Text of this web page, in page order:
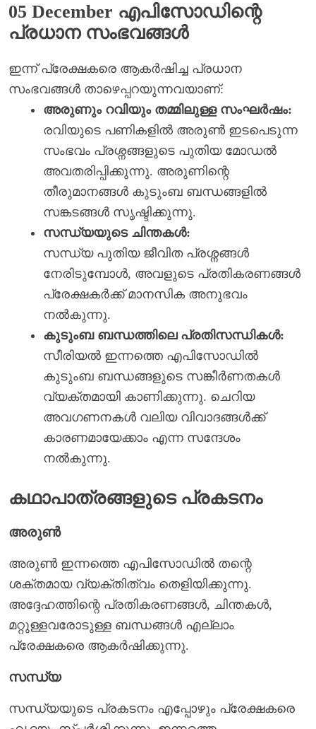
05 December എപിസോഡിന്റെ
പ്രധാന സംഭവങ്ങൾ
ഇന്ന് പ്രേക്ഷകരെ ആകർഷിച്ച പ്രധാന
സംഭവങ്ങൾ താഴെപ്പറയുന്നവയാണ്:
അരുണും റവിയും തമ്മിലുള്ള സംഘർഷം:
രവിയുടെ പണികളിൽ അരുണ്‍ ഇടപെടുന്ന
സംഭവം പ്രശ്നങ്ങളുടെ പുതിയ മോഡൽ
അവതരിപ്പിക്കുന്നു. അരുണിന്റെ
തീരുമാനങ്ങൾ കുടുംബ ബന്ധങ്ങളിൽ
സങ്കടങ്ങൾ സൃഷ്ടിക്കുന്നു.
സന്ധ്യയുടെ ചിന്തകൾ:
സന്ധ്യ പുതിയ ജീവിത പ്രശ്നങ്ങൾ
നേരിടുമ്പോൾ, അവളുടെ പ്രതികരണങ്ങൾ
പ്രേക്ഷകർക്ക് മാനസിക അനുഭവം
നൽകുന്നു.
കുടുംബ ബന്ധത്തിലെ പ്രതിസന്ധികൾ:
സീരിയൽ ഇന്നത്തെ എപിസോഡിൽ
കുടുംബ ബന്ധങ്ങളുടെ സങ്കീർണതകൾ
വ്യക്തമായി കാണിക്കുന്നു. ചെറിയ
അവഗണനകൾ വലിയ വിവാദങ്ങൾക്ക്
കാരണമായേക്കാം എന്ന സന്ദേശം
നൽകുന്നു.
കഥാപാത്രങ്ങളുടെ പ്രകടനം
അരുണ്‍
അരുണ്‍ ഇന്നത്തെ എപിസോഡിൽ തന്റെ
ശക്തമായ വ്യക്തിത്വം തെളിയിക്കുന്നു.
അദ്ദേഹത്തിന്റെ പ്രതികരണങ്ങൾ, ചിന്തകൾ,
മറ്റുള്ളവരോടുള്ള ബന്ധങ്ങൾ എല്ലാം
പ്രേക്ഷകരെ ആകർഷിക്കുന്നു.
സന്ധ്യ
സന്ധ്യയുടെ പ്രകടനം എപ്പോഴും പ്രേക്ഷകരെ